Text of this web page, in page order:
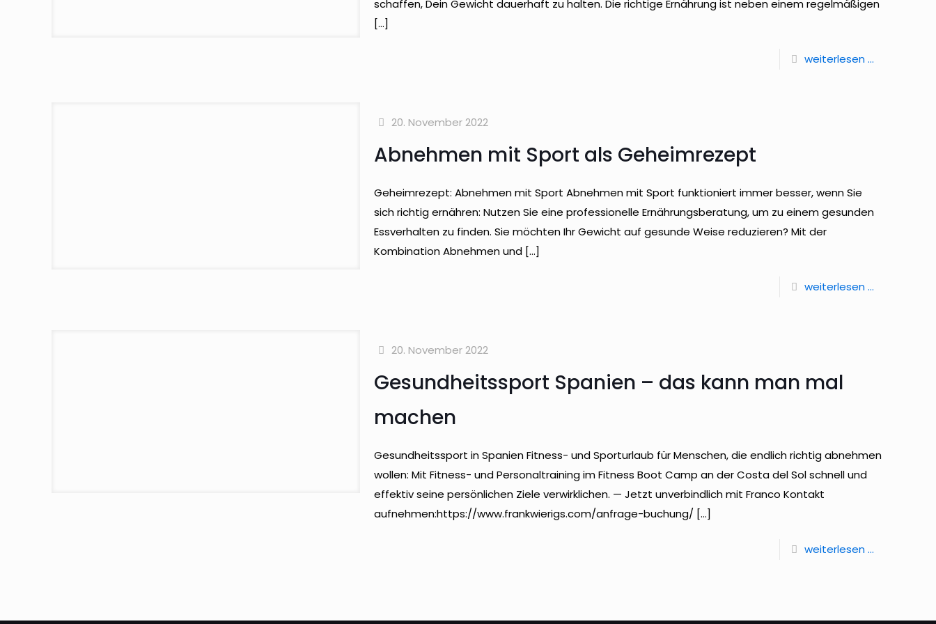
schaffen, Dein Gewicht dauerhaft zu halten. Die richtige Ernährung ist neben einem regelmäßigen
[…]
weiterlesen ...
20. November 2022
Abnehmen mit Sport als Geheimrezept
Geheimrezept: Abnehmen mit Sport Abnehmen mit Sport funktioniert immer besser, wenn Sie
sich richtig ernähren: Nutzen Sie eine professionelle Ernährungsberatung, um zu einem gesunden
Essverhalten zu finden. Sie möchten Ihr Gewicht auf gesunde Weise reduzieren? Mit der
Kombination Abnehmen und[…]
weiterlesen ...
20. November 2022
Gesundheitssport Spanien – das kann man mal
machen
Gesundheitssport in Spanien Fitness- und Sporturlaub für Menschen, die endlich richtig abnehmen
wollen: Mit Fitness- und Personaltraining im Fitness Boot Camp an der Costa del Sol schnell und
effektiv seine persönlichen Ziele verwirklichen. — Jetzt unverbindlich mit Franco Kontakt
aufnehmen:https://www.frankwierigs.com/anfrage-buchung/ […]
weiterlesen ...